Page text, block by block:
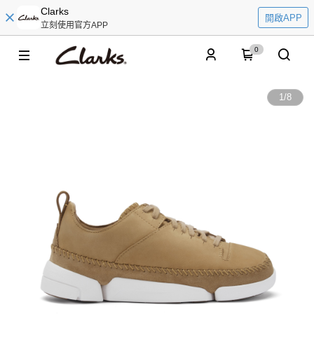
Clarks
立刻使用官方APP
開啟APP
0
1/8